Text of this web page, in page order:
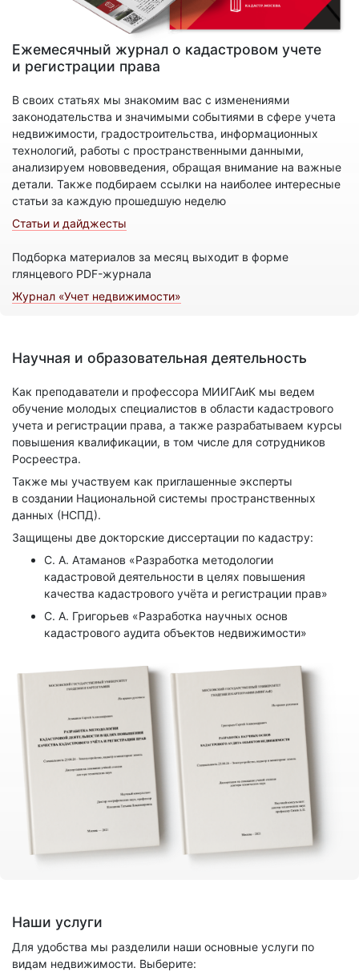
Ежемесячный журнал о кадастровом учете
и регистрации права
В своих статьях мы знакомим вас с изменениями
законодательства и значимыми событиями в сфере учета
недвижимости, градостроительства, информационных
технологий, работы с пространственными данными,
анализируем нововведения, обращая внимание на важные
детали. Также подбираем ссылки на наиболее интересные
статьи за каждую прошедшую неделю
Статьи и дайджесты
Подборка материалов за месяц выходит в форме
глянцевого PDF-журнала
Журнал «Учет недвижимости»
Научная и образовательная деятельность
Как преподаватели и профессора МИИГАиК мы ведем
обучение молодых специалистов в области кадастрового
учета и регистрации права, а также разрабатываем курсы
повышения квалификации, в том числе для сотрудников
Росреестра.
Также мы участвуем как приглашенные эксперты
в создании Национальной системы пространственных
данных (НСПД).
Защищены две докторские диссертации по кадастру:
С. А. Атаманов «Разработка методологии
кадастровой деятельности в целях повышения
качества кадастрового учёта и регистрации прав»
С. А. Григорьев «Разработка научных основ
кадастрового аудита объектов недвижимости»
Наши услуги
Для удобства мы разделили наши основные услуги по
видам недвижимости. Выберите: